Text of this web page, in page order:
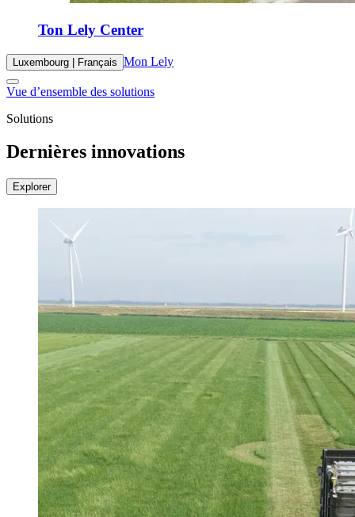
Ton Lely Center
Luxembourg | Français Mon Lely
Vue d’ensemble des solutions
Solutions
Dernières innovations
Explorer